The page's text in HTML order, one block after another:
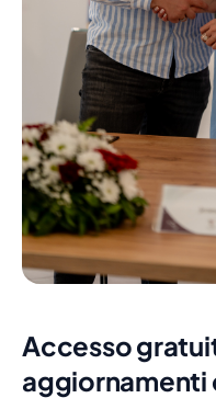
Accesso
aggiornamenti